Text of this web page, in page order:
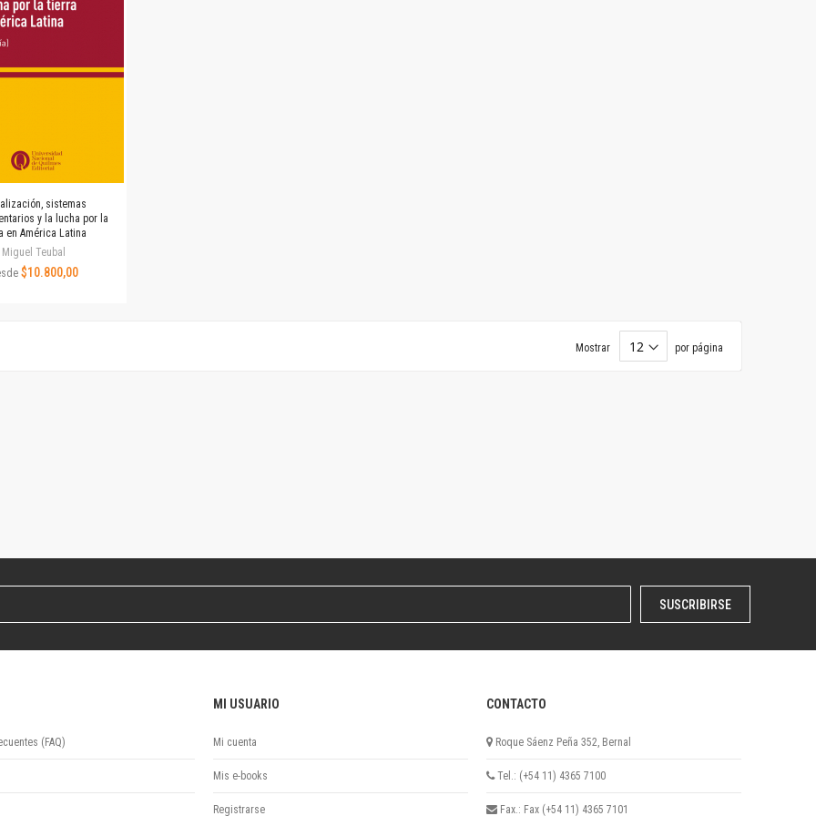
Revista de Ciencias Sociales. Segunda época
Fondo editorial
Coediciones
Otros títulos
Intersecciones
Convergencia. Entre memoria y sociedad
Filosofía y ciencia
Política
Unidad de Publicaciones del Departamento de Ciencias Sociales
Tesis Posgrado
sistemas
y la lucha por la
en América Latina
Miguel Teubal
$10.800,00
Mostrar por página
SUSCRIBIRSE
(FAQ)
MI USUARIO
Mi cuenta
Mis e-books
Registrarse
CONTACTO
Roque Sáenz Peña 352, Bernal
Tel.: (+54 11) 4365 7100
Fax.: Fax (+54 11) 4365 7101